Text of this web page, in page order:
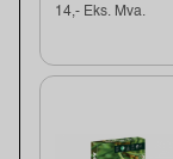
14,- Eks. Mva.